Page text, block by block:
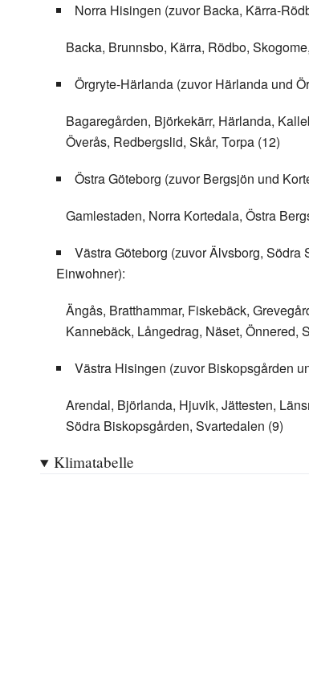
Norra Hisingen (zuvor Backa, Kärra-
Backa, Brunnsbo, Kärra, Rödbo,
Örgryte-Härlanda (zuvor Härlanda und
Bagaregården, Björkekärr, Härlanda,
Överås, Redbergslid, Skår, Torpa (12)
Östra Göteborg (zuvor Bergsjön und
Gamlestaden, Norra Kortedala, Östra
Västra Göteborg (zuvor Älvsborg, Södra
Einwohner):
Ängås, Bratthammar, Fiskebäck,
Kannebäck, Långedrag, Näset, Önnered,
Västra Hisingen (zuvor Biskopsgården
Arendal, Björlanda, Hjuvik, Jättesten,
Södra Biskopsgården, Svartedalen (9)
Klimatabelle